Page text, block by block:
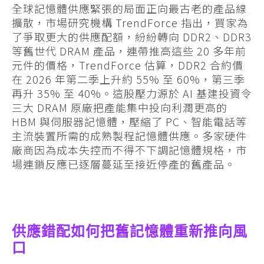
全球記憶體供應緊張的局面正向最古老的產品線
擴散，市場研究機構 TrendForce 指出，買家為
了爭取更大的供應配額，紛紛轉向 DDR2、DDR3
等舊世代 DRAM 產品，連帶推高這些 20 多年前
元件的價格，TrendForce 估算，DDR2 合約價
在 2026 年第二季上升約 55% 至 60%，第三季
再升 35% 至 40%。 這股壓力源於 AI 基建投資令
三大 DRAM 原廠把產能集中投向利潤更高的
HBM 與伺服器記憶體，壓縮了 PC、智能電話等
主流裝置所需的成熟製程記憶體供應。多家硬件
廠商因為成本失控而不得不下調記憶體規格，市
場連鎖反應已逐層蔓延至接近停產的舊產品。
供應錯配如何把舊記憶體重新推向風
口